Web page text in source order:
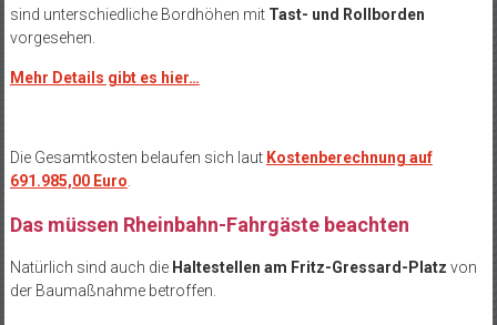
sind unterschiedliche Bordhöhen mit Tast- und Rollborden
vorgesehen.
Mehr Details gibt es hier…
Die Gesamtkosten belaufen sich laut Kostenberechnung auf
691.985,00 Euro
Das müssen Rheinbahn-Fahrgäste beachten
Natürlich sind auch die Haltestellen am Fritz-Gressard-Platz von
der Baumaßnahme betroffen.